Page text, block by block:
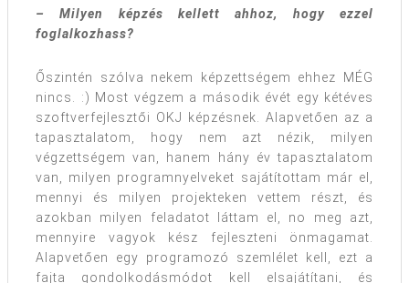
– Milyen képzés kellett ahhoz, hogy ezzel
foglalkozhass?
Őszintén szólva nekem képzettségem ehhez MÉG
nincs. :) Most végzem a második évét egy kétéves
szoftverfejlesztői OKJ képzésnek. Alapvetően az a
tapasztalatom, hogy nem azt nézik, milyen
végzettségem van, hanem hány év tapasztalatom
van, milyen programnyelveket sajátítottam már el,
mennyi és milyen projekteken vettem részt, és
azokban milyen feladatot láttam el, no meg azt,
mennyire vagyok kész fejleszteni önmagamat.
Alapvetően egy programozó szemlélet kell, ezt a
fajta gondolkodásmódot kell elsajátítani, és